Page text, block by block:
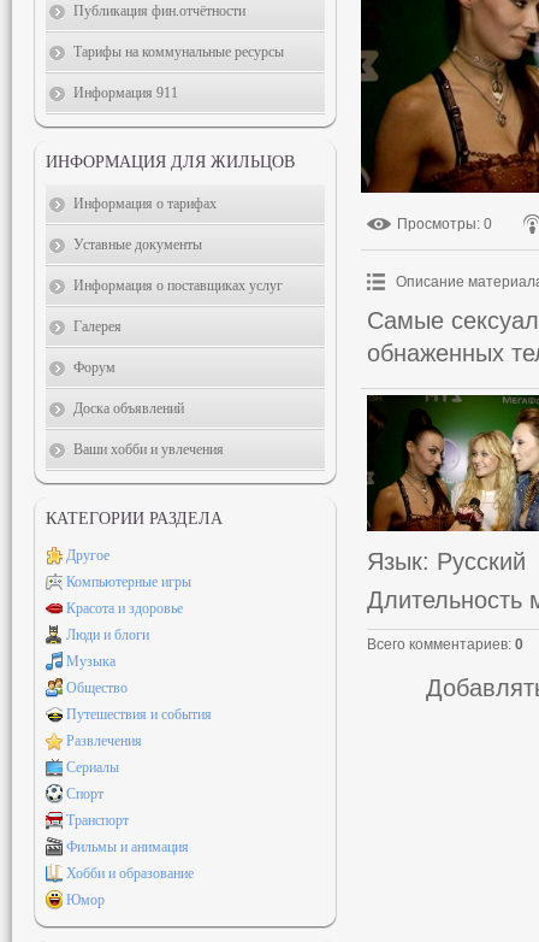
Просмотры: 0
Описание
Самые
обнаженных
Язык: Русский
Длительность
Всего комментариев: 0
Публикация фин.отчётности
Тарифы на коммунальные ресурсы
Информация 911
ИНФОРМАЦИЯ ДЛЯ ЖИЛЬЦОВ
Информация о тарифах
Уставные документы
Информация о поставщиках услуг
Галерея
Форум
Доска объявлений
Ваши хобби и увлечения
КАТЕГОРИИ РАЗДЕЛА
Другое
Компьютерные игры
Красота и здоровье
Люди и блоги
Музыка
Общество
Путешествия и события
Развлечения
Сериалы
Спорт
Транспорт
Фильмы и анимация
Хобби и образование
Юмор